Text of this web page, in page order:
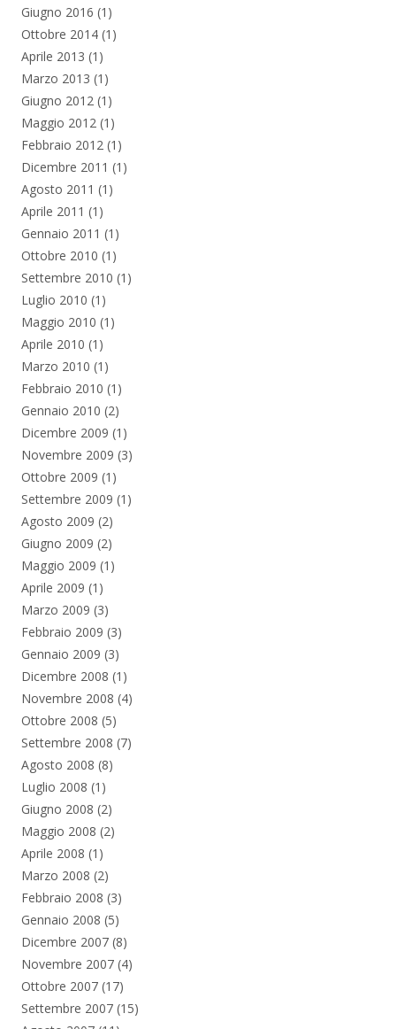
Giugno 2016 (1)
Ottobre 2014 (1)
Aprile 2013 (1)
Marzo 2013 (1)
Giugno 2012 (1)
Maggio 2012 (1)
Febbraio 2012 (1)
Dicembre 2011 (1)
Agosto 2011 (1)
Aprile 2011 (1)
Gennaio 2011 (1)
Ottobre 2010 (1)
Settembre 2010 (1)
Luglio 2010 (1)
Maggio 2010 (1)
Aprile 2010 (1)
Marzo 2010 (1)
Febbraio 2010 (1)
Gennaio 2010 (2)
Dicembre 2009 (1)
Novembre 2009 (3)
Ottobre 2009 (1)
Settembre 2009 (1)
Agosto 2009 (2)
Giugno 2009 (2)
Maggio 2009 (1)
Aprile 2009 (1)
Marzo 2009 (3)
Febbraio 2009 (3)
Gennaio 2009 (3)
Dicembre 2008 (1)
Novembre 2008 (4)
Ottobre 2008 (5)
Settembre 2008 (7)
Agosto 2008 (8)
Luglio 2008 (1)
Giugno 2008 (2)
Maggio 2008 (2)
Aprile 2008 (1)
Marzo 2008 (2)
Febbraio 2008 (3)
Gennaio 2008 (5)
Dicembre 2007 (8)
Novembre 2007 (4)
Ottobre 2007 (17)
Settembre 2007 (15)